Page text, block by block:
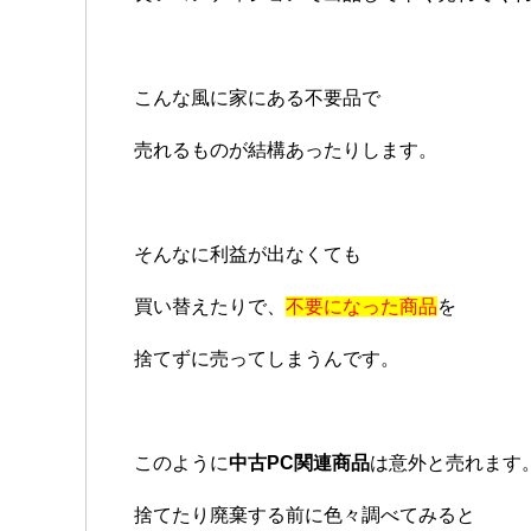
こんな風に家にある不要品で
売れるものが結構あったりします。
そんなに利益が出なくても
買い替えたりで、 不要になった商品を
捨てずに売ってしまうんです。
このように中古PC関連商品は意外と売れます
捨てたり廃棄する前に色々調べてみると